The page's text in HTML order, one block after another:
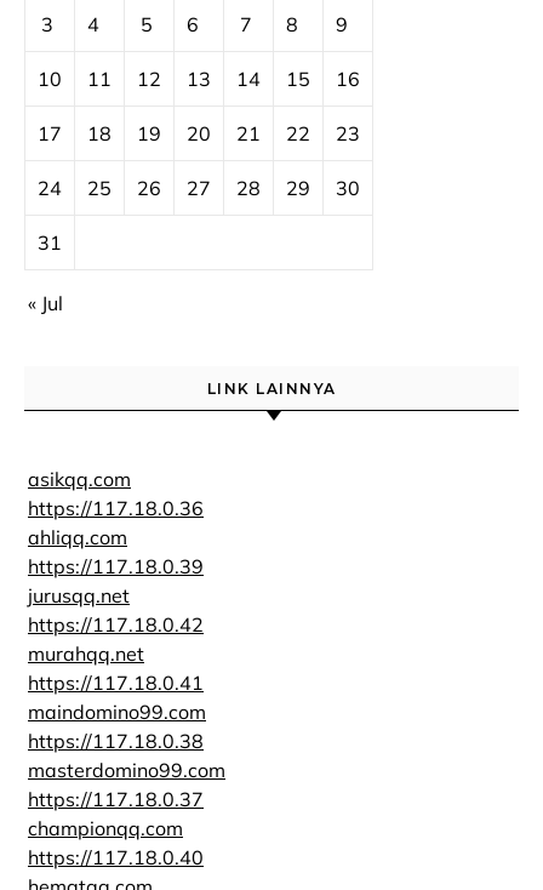
3 4 5 6 7 8 9
10 11 12 13 14 15 16
17 18 19 20 21 22 23
24 25 26 27 28 29 30
31
« Jul
LINK LAINNYA
asikqq.com
https://117.18.0.36
ahliqq.com
https://117.18.0.39
jurusqq.net
https://117.18.0.42
murahqq.net
https://117.18.0.41
maindomino99.com
https://117.18.0.38
masterdomino99.com
https://117.18.0.37
championqq.com
https://117.18.0.40